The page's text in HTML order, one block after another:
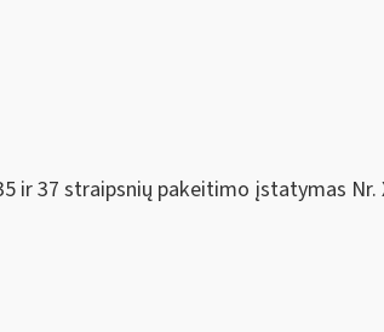
ir 37 straipsnių pakeitimo įstatymas Nr.